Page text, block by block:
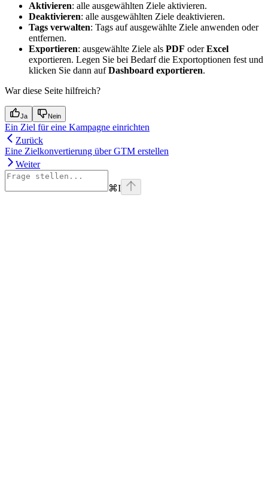
Aktivieren: alle ausgewählten Ziele aktivieren.
Deaktivieren: alle ausgewählten Ziele deaktivieren.
Tags verwalten: Tags auf ausgewählte Ziele anwenden oder
entfernen.
Exportieren: ausgewählte Ziele als PDF oderExcel
exportieren. Legen Sie bei Bedarf die Exportoptionen fest und
klicken Sie dann aufDashboard exportieren.
War diese Seite hilfreich?
Ja Nein
Ein Ziel für eine Kampagne einrichten
Zurück
Eine Zielkonvertierung über GTM erstellen
Weiter
⌘I